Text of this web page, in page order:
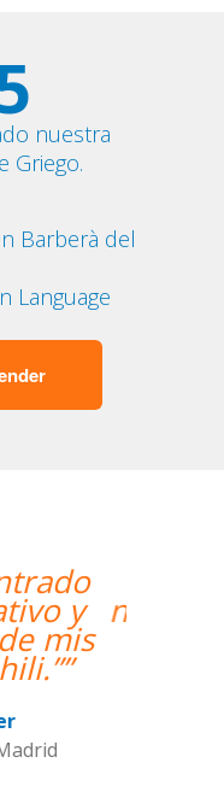
nuestra
Griego.
Barberà del
Language
clase y
una